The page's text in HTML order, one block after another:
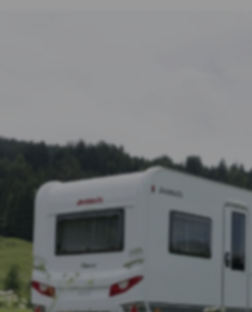
jouw
caravan
Lees meer